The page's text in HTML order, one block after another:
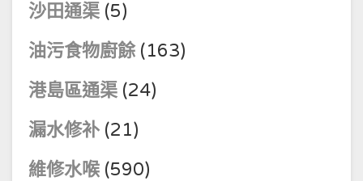
沙田通渠 (5)
油污食物廚餘(163)
港島區通渠 (24)
漏水修补 (21)
維修水喉 (590)